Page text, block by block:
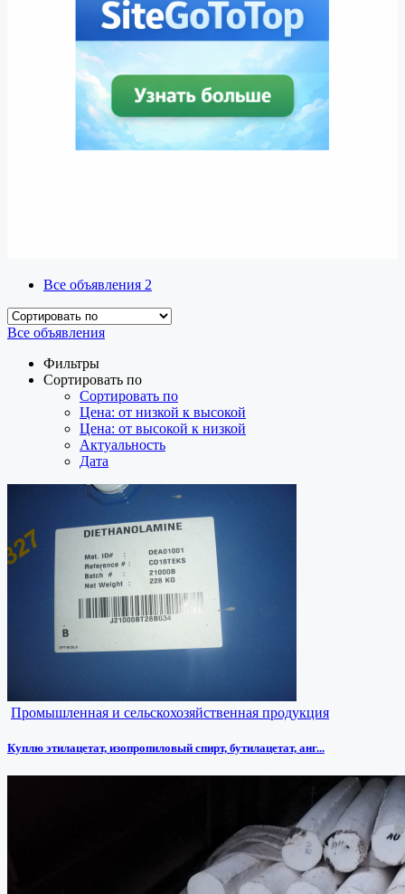
Все объявления 2
Все объявления
Фильтры
Сортировать по
Сортировать по
Цена: от низкой к высокой
Цена: от высокой к низкой
Актуальность
Дата
Промышленная и сельскохозяйственная продукция
Куплю этилацетат, изопропиловый спирт, бутилацетат, анг...